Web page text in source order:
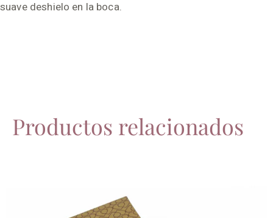
suave deshielo en la boca.
Productos relacionados